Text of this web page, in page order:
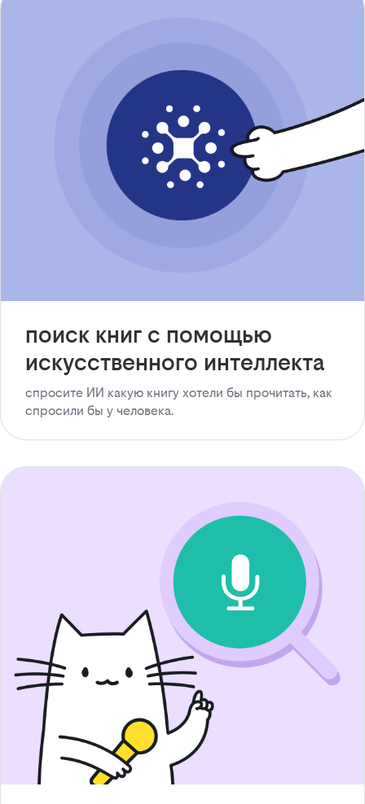
поиск книг с помощью
искусственного интеллекта
спросите ИИ какую книгу хотели бы прочитать, как
спросили бы у человека.